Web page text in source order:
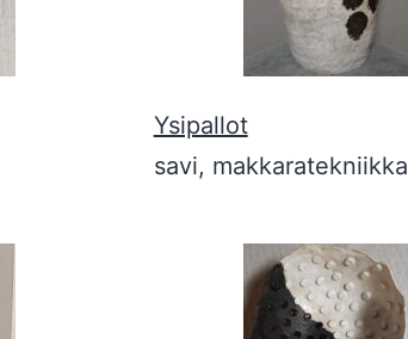
Ysipallot
savi, makkaratekniikka